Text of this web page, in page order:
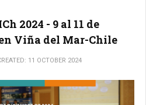
2024 - 9 al 11 de
Viña del Mar-Chile
11 OCTOBER 2024